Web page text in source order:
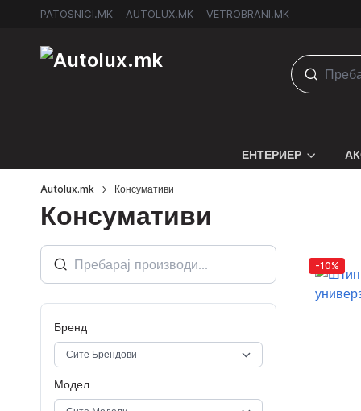
PATOSNICI.MK AUTOLUX.MK VETROBRANI.MK
ЕНТЕРИЕР
Autolux.mk Консумативи
Консумативи
Бренд
Модел
-10%